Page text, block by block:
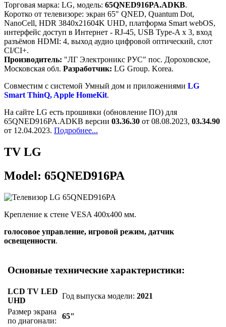
Торговая марка: LG, модель: 65QNED916PA.ADKB.
Коротко от телевизоре: экран 65" QNED, Quantum Dot,
NanoCell, HDR 3840x21604K UHD, платформа Smart webOS,
интерфейс доступ в Интернет - RJ-45, USB Type-A x 3, вход
разъёмов HDMI: 4, выход аудио цифровой оптический, слот
CI/CI+.
Производитель: "ЛГ Электроникс РУС" пос. Дороховское,
Московская обл. Разработчик: LG Group. Korea.
Cовместим с системой Умный дом и приложениями LG
Smart ThinQ, Apple HomeKit.
На сайте LG есть прошивки (обновление ПО) для
65QNED916PA.ADKB версии 03.36.30 от 08.08.2023, 03.34.90
от 12.04.2023. Подробнее...
TV LG
Model: 65QNED916PA
Крепление к стене VESA 400x400 мм.
голосовое управление, игровой режим, датчик
освещенности.
Основные технические характеристики:
LCD TV LED
UHD
Год выпуска модели:2021
Размер экрана
по диагонали:
65"